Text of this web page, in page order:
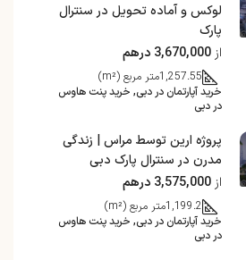
لوکس و آماده تحویل در سنترال
پارک
از3,670,000 درهم
1,257.55متر مربع (m²)
خرید آپارتمان در دبی, خرید پنت هاوس
در دبی
پروژه ارین توسط مراس | زندگی
مدرن در سنترال پارک دبی
از3,575,000 درهم
1,199.2متر مربع (m²)
خرید آپارتمان در دبی, خرید پنت هاوس
در دبی